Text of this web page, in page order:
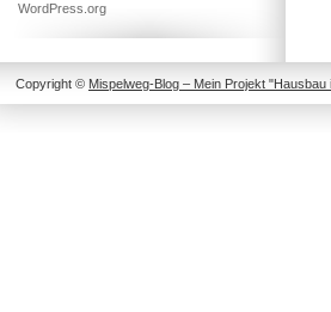
WordPress.org
Copyright © Mispelweg-Blog – Mein Projekt